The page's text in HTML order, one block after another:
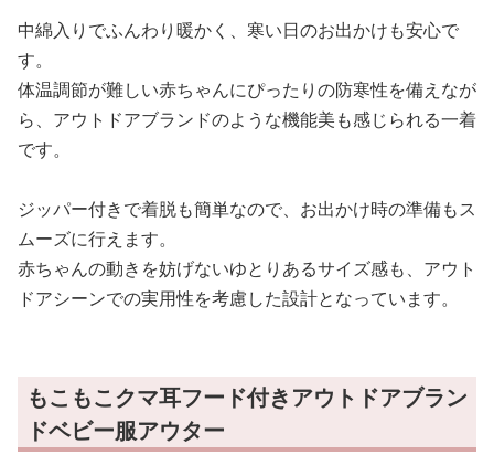
中綿入りでふんわり暖かく、寒い日のお出かけも安心で
す。
体温調節が難しい赤ちゃんにぴったりの防寒性を備えなが
ら、アウトドアブランドのような機能美も感じられる一着
です。
ジッパー付きで着脱も簡単なので、お出かけ時の準備もス
ムーズに行えます。
赤ちゃんの動きを妨げないゆとりあるサイズ感も、アウト
ドアシーンでの実用性を考慮した設計となっています。
もこもこクマ耳フード付きアウトドアブラン
ドベビー服アウター